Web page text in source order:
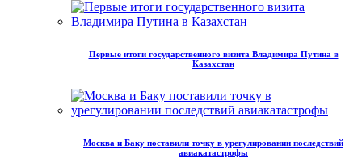
Первые итоги государственного визита Владимира Путина в
Казахстан
Москва и Баку поставили точку в урегулировании последствий
авиакатастрофы